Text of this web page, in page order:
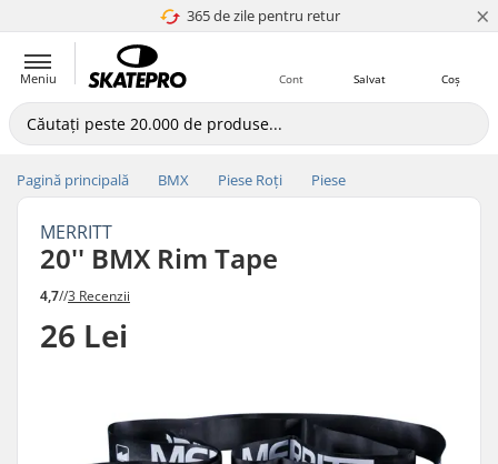
365 de zile pentru retur
4.8 a 5 ×
Meniu Coș
Salvat
Cont
Pagină principală BMX Piese Roți Piese
MERRITT
20'' BMX Rim Tape
4,7//3 Recenzii
26 Lei